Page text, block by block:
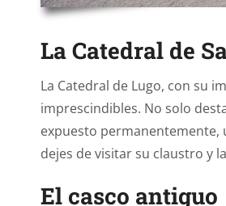
La Catedral de
La Catedral de Lugo, con su
imprescindibles. No solo
expuesto permanentemente,
dejes de visitar su claustro y
El casco antiguo